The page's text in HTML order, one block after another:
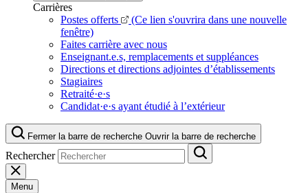
Carrières
Postes offerts
(Ce lien s'ouvrira dans une nouvelle
fenêtre)
Faites carrière avec nous
Enseignant.e.s, remplacements et suppléances
Directions et directions adjointes d’établissements
Stagiaires
Retraité·e·s
Candidat·e·s ayant étudié à l’extérieur
Fermer la barre de recherche Ouvrir la barre de recherche
Rechercher
Menu